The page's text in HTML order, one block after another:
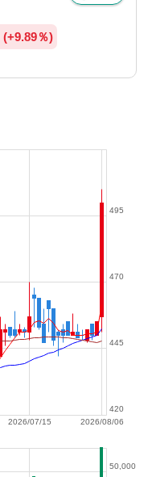
(+9.89％)
2026/08/06
2026/07/15
420
445
470
495
50,000